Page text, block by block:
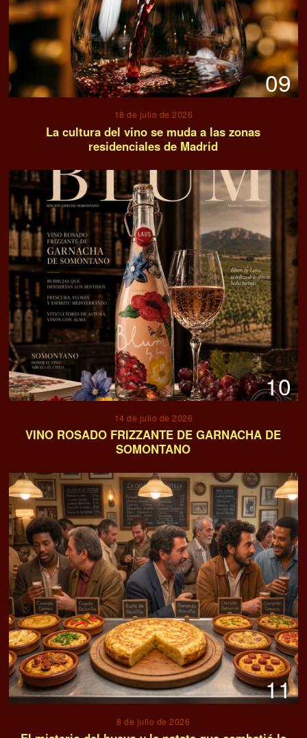
14 de julio de 2026
VINO ROSADO FRIZZANTE DE GARNACHA DE
SOMONTANO
11
8 de julio de 2026
El misterio del huevo y la patata que combatió la
hambruna en España
12
3 de julio de 2026
Agave reposado: El tequila premium es el rey
indiscutible de las barras estivales